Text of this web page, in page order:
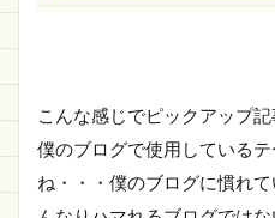
こんな感じでピックアップ
僕のブログで使用しているテ
ね・・・僕のブログに慣れ